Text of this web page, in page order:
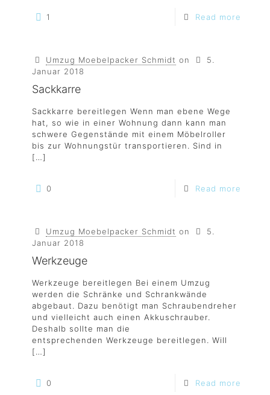
1 Read more
Umzug Moebelpacker Schmidt on
5.
Januar 2018
Sackkarre
Sackkarre bereitlegen Wenn man ebene Wege
hat, so wie in einer Wohnung dann kann man
schwere Gegenstände mit einem Möbelroller
bis zur Wohnungstür transportieren. Sind in
[…]
0 Read more
Umzug Moebelpacker Schmidt on
5.
Januar 2018
Werkzeuge
Werkzeuge bereitlegen Bei einem Umzug
werden die Schränke und Schrankwände
abgebaut. Dazu benötigt man Schraubendreher
und vielleicht auch einen Akkuschrauber.
Deshalb sollte man die
entsprechenden Werkzeuge bereitlegen. Will
[…]
0 Read more